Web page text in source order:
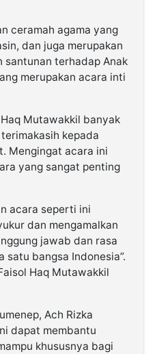
ceramah agama yang
dan juga merupakan
santunan terhadap Anak
merupakan acara inti
Mutawakkil banyak
kepada
Mengingat acara ini
yang sangat penting
acara seperti ini
dan mengamalkan
jawab dan rasa
satu bangsa Indonesia”.
Haq Mutawakkil
Ach Rizka
dapat membantu
khususnya bagi